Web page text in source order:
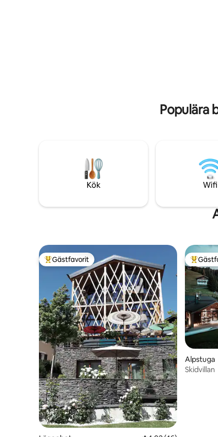
Populära
Kök Wifi
Populär gästfavorit
Gästfavorit Populär
Alpstuga
Skidvillan